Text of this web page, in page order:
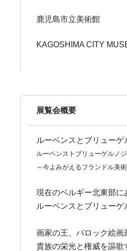
鹿児島市立美術館
KAGOSHIMA CITY
展覧会概要
ルーベンスとブリューゲ
ルーベンストブリューゲルノ
～今よみがえるフランドル美
現在のベルギー北東部
ルーベンスとブリューゲ
画家の王、バロック絵
貴族の栄光と権威を謳歌